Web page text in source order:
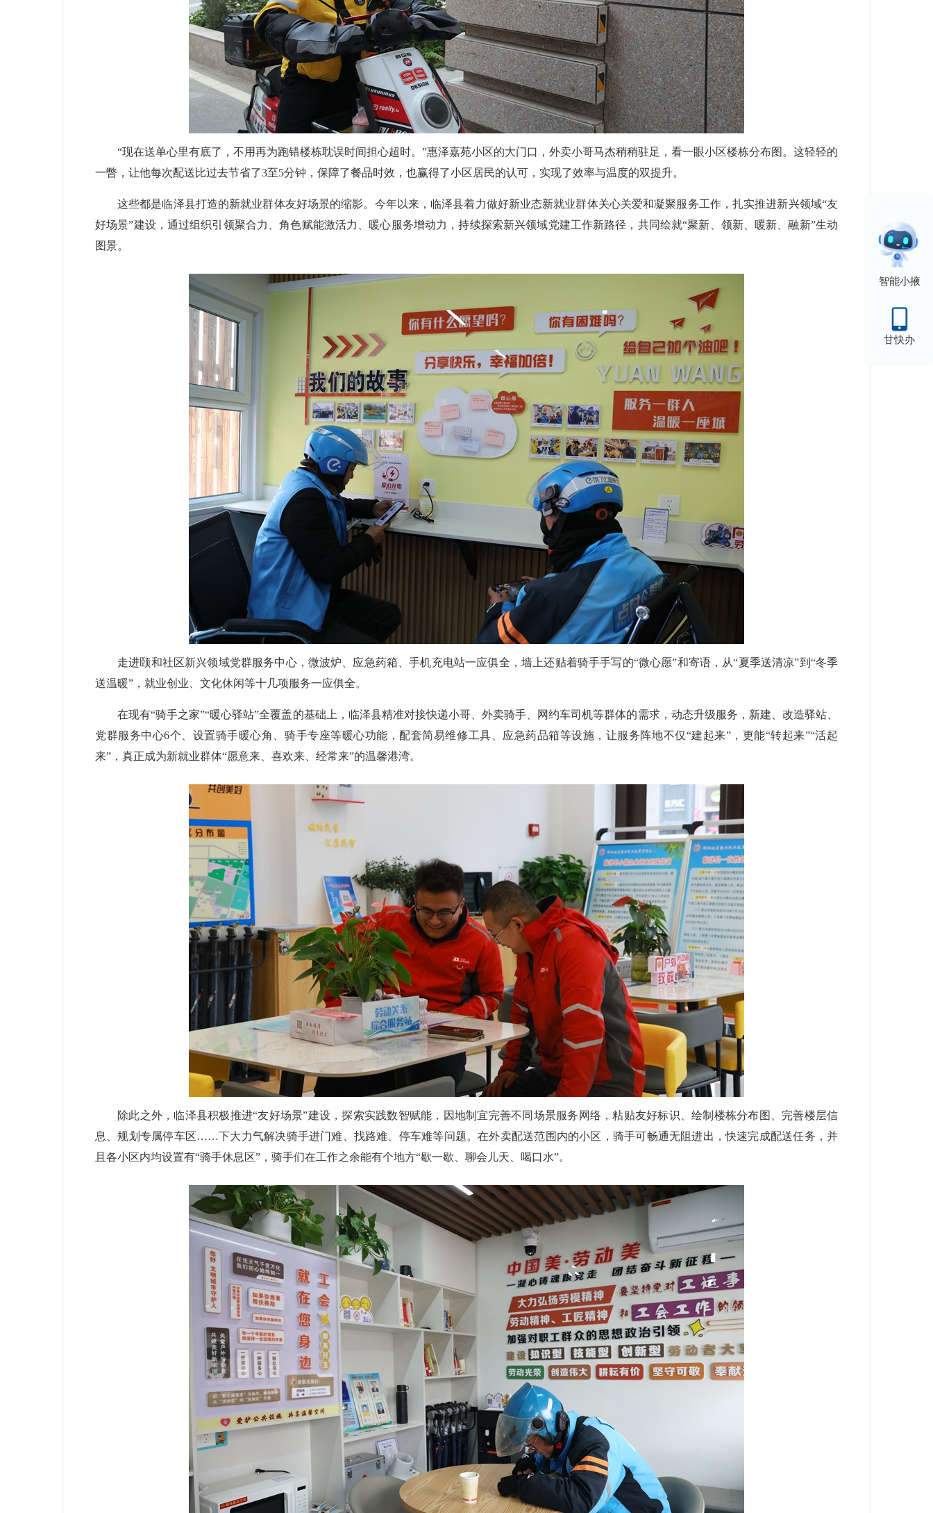
智能小掖
甘快办
“现在送单心里有底了，不用再为跑错楼栋耽误时间担心超时。 ”惠泽嘉苑小区的大门口， 外卖小哥马杰稍稍驻足， 看一眼小区楼栋分布图 。这轻轻的
一瞥 ，让他每次配送比过去节省了3至5分钟，保障了餐品时效，也赢得了小区居民的认可，实现了效率与温度的双提升。
这些都是临泽县打造的新就业群体友好场景的缩影。今年以来， 临泽县着力做好新业态新就业群体关心关爱和凝聚服务工作，扎实推进新兴领域“友
好场景”建设，通过组织引领聚合力、角色赋能激活力、暖心服务增动力，持续探索新兴领域党建工作新路径，共同绘就“聚新、领新、暖新、融新”生动
图景。
走进颐和社区新兴领域党群服务中心，微波炉、应急药箱、手机充电站一应俱全，墙上还贴着骑手手写的“微心愿”和寄语，从“夏季送清凉”到“冬季
送温暖”，就业创业、文化休闲等十几项服务一应俱全。
在现有“骑手之家”“暖心驿站”全覆盖的基础上， 临泽县精准对接快递小哥、外卖骑手、网约车司机等群体的需求，动态升级服务，新建、改造驿站、
党群服务中心6个、设置骑手暖心角、骑手专座等暖心功能，配套简易维修工具、应急药品箱等设施，让服务阵地不仅“建起来”，更能“转起来”“活起
来”，真正成为新就业群体“愿意来、喜欢来、经常来”的温馨港湾。
除此之外，临泽县积极推进“友好场景”建设，探索实践数智赋能，因地制宜完善不同场景服务网络，粘贴友好标识、绘制楼栋分布图、完善楼层信
息、规划专属停车区……下大力气解决骑手进门难、找路难、停车难等问题。在外卖配送范围内的小区，骑手可畅通无阻进出，快速完成配送任务，并
且各小区内均设置有“骑手休息区”，骑手们在工作之余能有个地方“歇一歇、聊会儿天、喝口水”。